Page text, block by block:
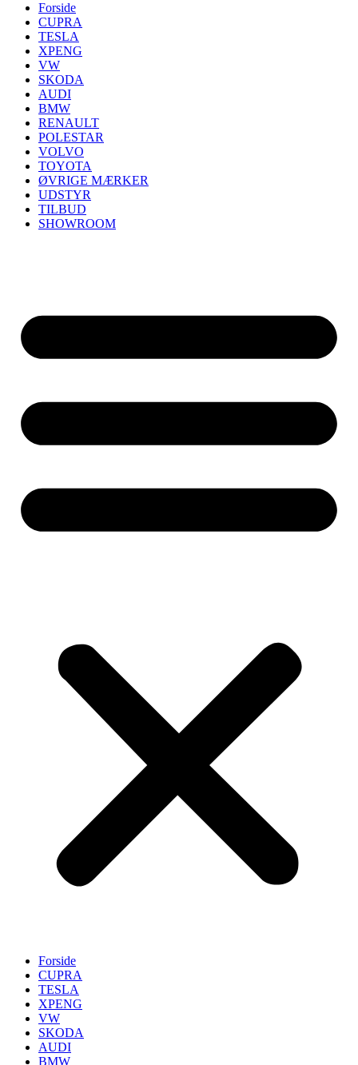
Forside
CUPRA
TESLA
XPENG
VW
SKODA
AUDI
BMW
RENAULT
POLESTAR
VOLVO
TOYOTA
ØVRIGE MÆRKER
UDSTYR
TILBUD
SHOWROOM
Forside
CUPRA
TESLA
XPENG
VW
SKODA
AUDI
BMW